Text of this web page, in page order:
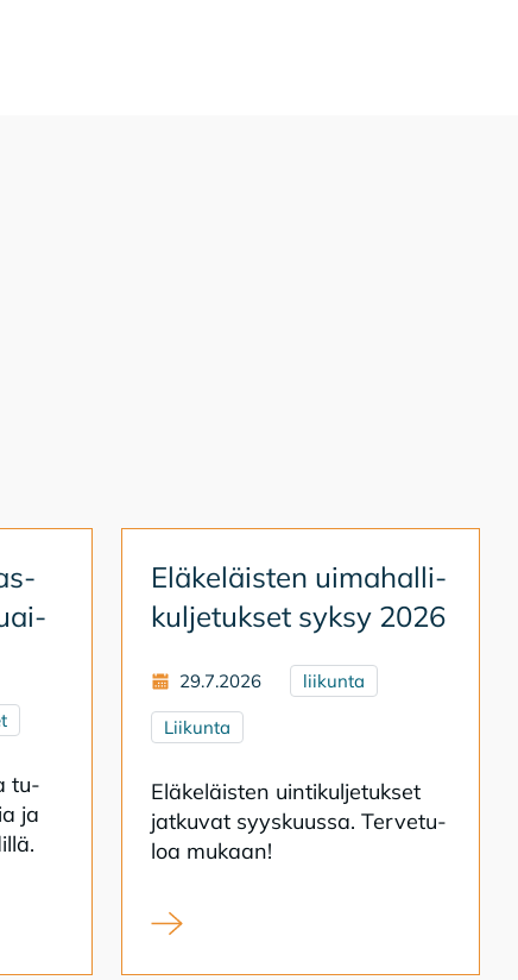
tu­
ja
hakuaika on alkanut
Elä­ke­läis­ten ui­ma­hal­li­
kul­je­tuk­set syk­sy 2026
29.7.2026 liikunta
Liikunta
Elä­ke­läis­ten uin­ti­kul­je­tuk­set
jat­ku­vat syys­kuus­sa. Ter­ve­tu­
loa mu­kaan!
Eläkeläisten uimahallikuljetukset syksy